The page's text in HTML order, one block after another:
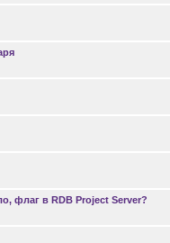
флаг в RDB Project Server?